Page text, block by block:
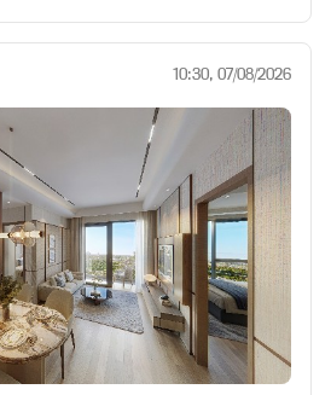
10:30, 07/08/2026